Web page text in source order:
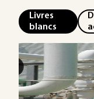
Livres
blancs